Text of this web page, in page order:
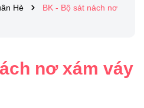
Hè
BK - Bộ sát nách nơ
nơ xám váy